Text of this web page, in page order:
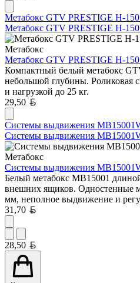
Метабокс GTV PRESTIGE H-
Метабокс GTV PRESTIGE H-
Метабокс
Метабокс GTV PRESTIGE H-
Компактный белый метабокс
небольшой глубины. Роликовая
и нагрузкой до 25 кг.
29,50
Системы выдвижения
Системы выдвижения
Метабокс
Системы выдвижения
Белый метабокс MB15001
внешних ящиков. Одностенные
мм, неполное выдвижение и
31,70
28,50